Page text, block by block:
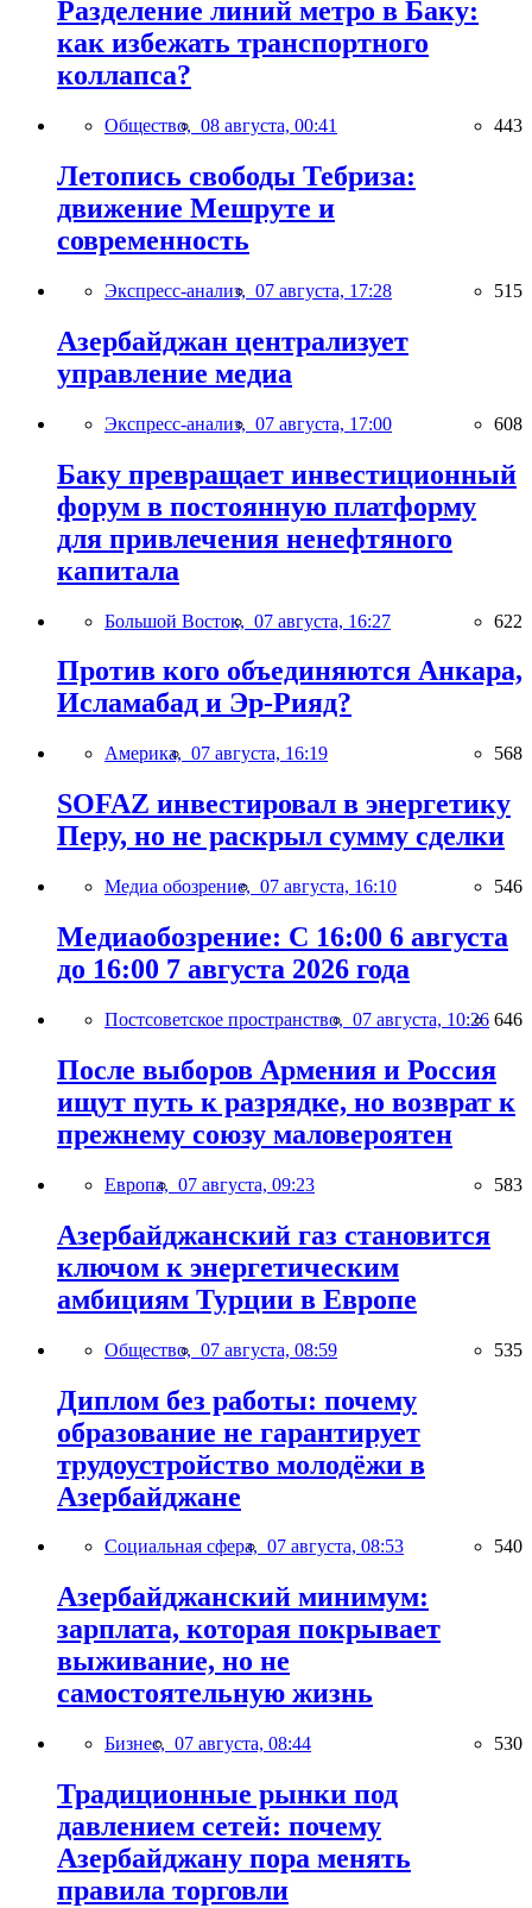
Разделение линий метро в Баку:
как избежать транспортного
коллапса?
Общество, 08 августа, 00:41 443
Летопись свободы Тебриза:
движение Мешруте и
современность
Экспресс-анализ, 07 августа, 17:28 515
Азербайджан централизует
управление медиа
Экспресс-анализ, 07 августа, 17:00 608
Баку превращает инвестиционный
форум в постоянную платформу
для привлечения ненефтяного
капитала
Большой Восток, 07 августа, 16:27 622
Против кого объединяются Анкара,
Исламабад и Эр-Рияд?
Америка, 07 августа, 16:19 568
SOFAZ инвестировал в энергетику
Перу, но не раскрыл сумму сделки
Медиа обозрение, 07 августа, 16:10 546
Медиаобозрение: С 16:00 6 августа
до 16:00 7 августа 2026 года
Постсоветское пространство, 07 августа, 10:26 646
После выборов Армения и Россия
ищут путь к разрядке, но возврат к
прежнему союзу маловероятен
Европа, 07 августа, 09:23 583
Азербайджанский газ становится
ключом к энергетическим
амбициям Турции в Европе
Общество, 07 августа, 08:59 535
Диплом без работы: почему
образование не гарантирует
трудоустройство молодёжи в
Азербайджане
Социальная сфера, 07 августа, 08:53 540
Азербайджанский минимум:
зарплата, которая покрывает
выживание, но не
самостоятельную жизнь
Бизнес, 07 августа, 08:44 530
Традиционные рынки под
давлением сетей: почему
Азербайджану пора менять
правила торговли